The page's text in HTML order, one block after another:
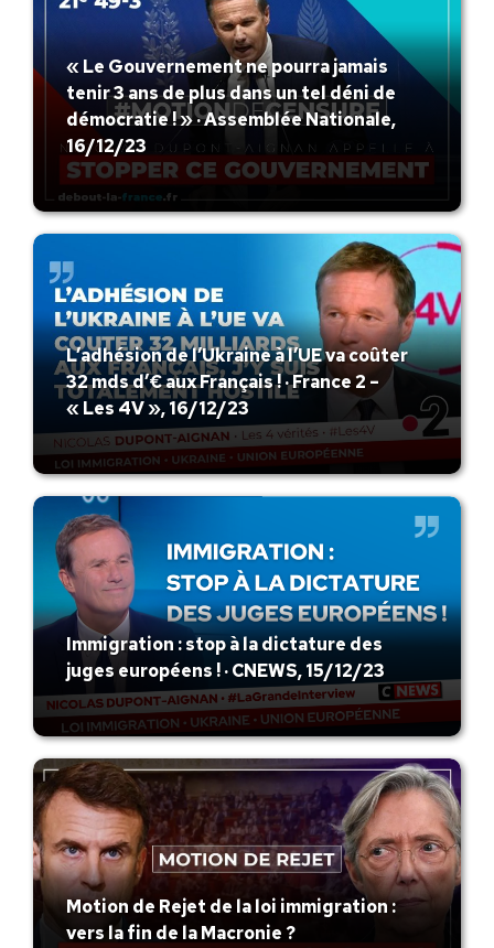
« Le Gouvernement ne pourra jamais
tenir 3 ans de plus dans un tel déni de
démocratie ! » · Assemblée Nationale,
16/12/23
L’adhésion de l’Ukraine à l’UE va coûter
32 mds d’€ aux Français ! · France 2 –
« Les 4V », 16/12/23
Immigration : stop à la dictature des
juges européens ! · CNEWS, 15/12/23
Motion de Rejet de la loi immigration :
vers la fin de la Macronie ?